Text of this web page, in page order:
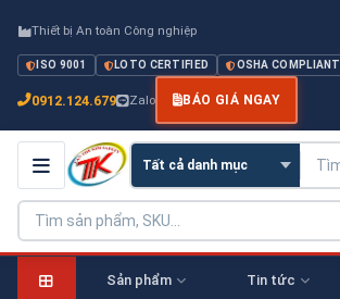
Thiết bị An toàn Công nghiệp
ISO 9001 LOTO CERTIFIED OSHA COMPLIANT
0912.124.679 Zalo BÁO GIÁ NGAY
Sản phẩm Tin tức